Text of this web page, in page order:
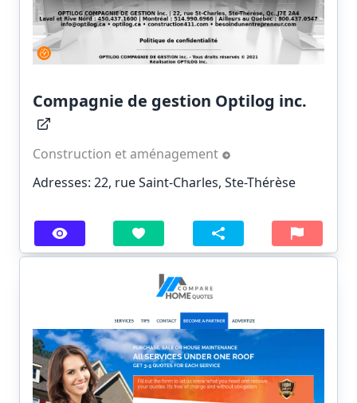
Compagnie de gestion Optilog inc.
Construction et aménagement
Adresses: 22, rue Saint-Charles, Ste-Thérèse